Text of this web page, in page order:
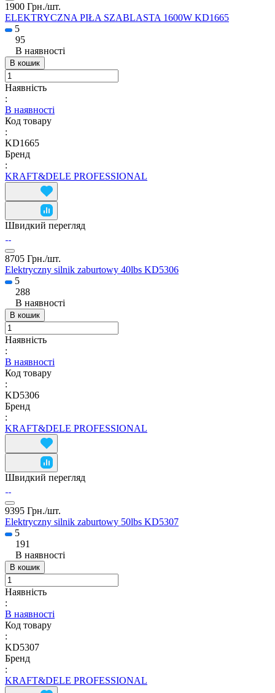
1900 Грн./шт.
ELEKTRYCZNA PIŁA SZABLASTA 1600W KD1665
5
95
В наявності
В кошик
Наявність
:
В наявності
Код товару
:
KD1665
Бренд
:
KRAFT&DELE PROFESSIONAL
Швидкий перегляд
8705 Грн./шт.
Elektryczny silnik zaburtowy 40lbs KD5306
5
288
В наявності
В кошик
Наявність
:
В наявності
Код товару
:
KD5306
Бренд
:
KRAFT&DELE PROFESSIONAL
Швидкий перегляд
9395 Грн./шт.
Elektryczny silnik zaburtowy 50lbs KD5307
5
191
В наявності
В кошик
Наявність
:
В наявності
Код товару
:
KD5307
Бренд
:
KRAFT&DELE PROFESSIONAL